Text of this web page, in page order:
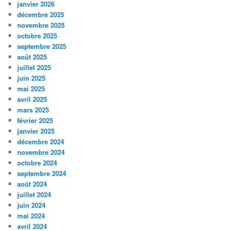
janvier 2026
décembre 2025
novembre 2025
octobre 2025
septembre 2025
août 2025
juillet 2025
juin 2025
mai 2025
avril 2025
mars 2025
février 2025
janvier 2025
décembre 2024
novembre 2024
octobre 2024
septembre 2024
août 2024
juillet 2024
juin 2024
mai 2024
avril 2024